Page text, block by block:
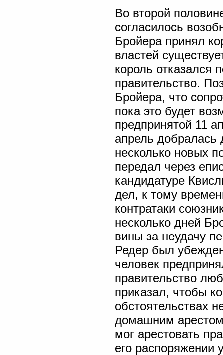
Во второй
согласилось
Бройера принял
властей
король отказался
правительство.
Бройера, что
пока это будет
предпринятой 11
апрель добралась
несколько новых
передал через
кандидатуре
дел, к тому
контратаки
несколько дней
вины за неудачу
Редер был
человек
правительство
приказал, чтобы
обстоятельствах
домашним
мог арестовать
его распоряжении